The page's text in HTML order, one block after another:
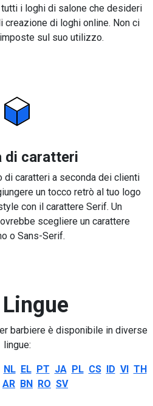
i loghi di salone che desideri
di loghi online. Non ci
sul suo utilizzo.
di caratteri
di caratteri a seconda dei clienti
un tocco retrò al tuo logo
con il carattere Serif. Un
scegliere un carattere
o Sans-Serif.
barbiere è disponibile in diverse
lingue:
NL EL PT JA PL CS ID VI TH
AR BN RO SV